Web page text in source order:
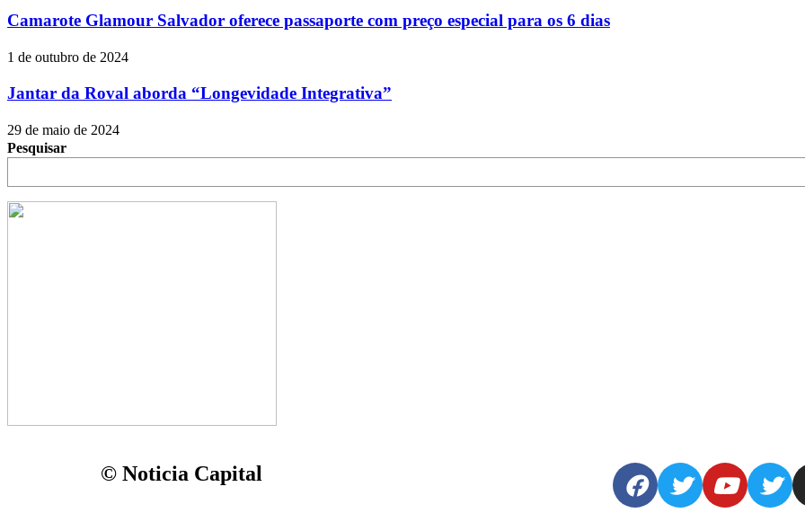
Camarote Glamour Salvador oferece passaporte com preço especial para os 6 dias
1 de outubro de 2024
Jantar da Roval aborda “Longevidade Integrativa”
29 de maio de 2024
Pesquisar
© Noticia Capital